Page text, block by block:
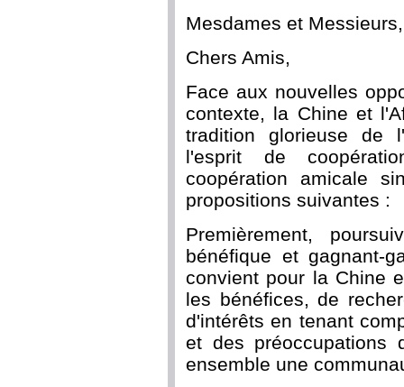
Mesdames et Messieurs,
Chers Amis,
Face aux nouvelles
contexte, la Chine et
tradition glorieuse de
l'esprit de
coopération amicale
propositions suivantes :
Premièrement,
bénéfique et gagnant-
convient pour la Chine
les bénéfices, de
d'intérêts en tenant
et des préoccupations
ensemble une